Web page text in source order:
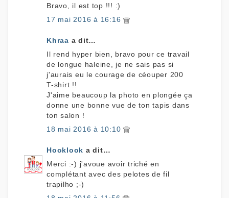
Bravo, il est top !!! :)
17 mai 2016 à 16:16
Khraa a dit…
Il rend hyper bien, bravo pour ce travail
de longue haleine, je ne sais pas si
j'aurais eu le courage de céouper 200
T-shirt !!
J'aime beaucoup la photo en plongée ça
donne une bonne vue de ton tapis dans
ton salon !
18 mai 2016 à 10:10
Hooklook a dit…
Merci :-) j'avoue avoir triché en
complétant avec des pelotes de fil
trapilho ;-)